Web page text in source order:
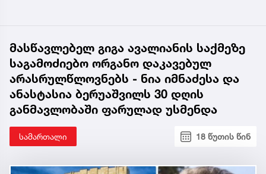
მასწავლებელ გიგა ავალიანის საქმეზე
საგამოძიებო ორგანო დაკავებულ
არასრულწლოვნებს - ნია იმნაძესა და
ანასტასია ბერუაშვილს 30 დღის
განმავლობაში ფარულად უსმენდა
სამართალი 18 წუთის წინ